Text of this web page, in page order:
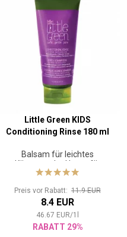
Little Green KIDS
Conditioning Rinse 180 ml
Balsam für leichtes
Kämmen der Haare für
Kinder ab 3 Jahren
Preis vor Rabatt: 11.9 EUR
8.4 EUR
46.67 EUR/1
RABATT 29%